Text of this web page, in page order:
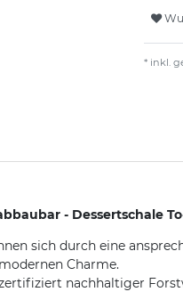
* inkl.
- Dessertschale
sich durch eine
Charme.
nachhaltiger